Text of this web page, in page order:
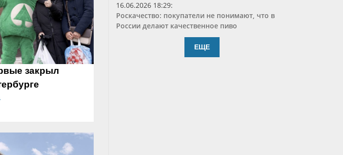
закрыл
16.06.2026 18:29:
Роскачество: покупатели не понимают, что в
России делают качественное пиво
ЕЩЕ